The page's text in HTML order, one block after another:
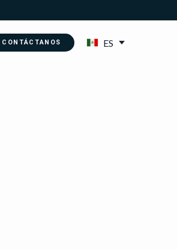
CONTÁCTANOS ES